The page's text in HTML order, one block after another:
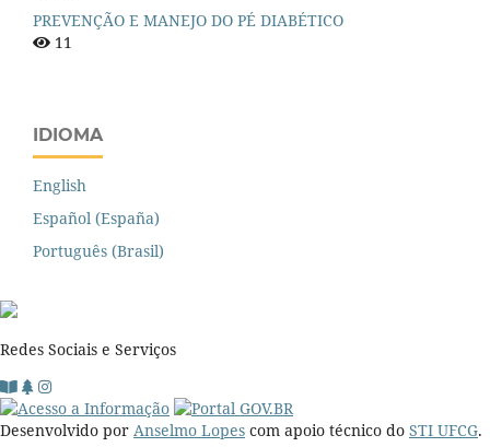
PREVENÇÃO E MANEJO DO PÉ DIABÉTICO
11
IDIOMA
English
Español (España)
Português (Brasil)
Redes Sociais e Serviços
Desenvolvido por Anselmo Lopes com apoio técnico do STI UFCG.